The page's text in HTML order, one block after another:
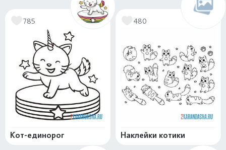
785
Кот-единорог
480
Наклейки котики